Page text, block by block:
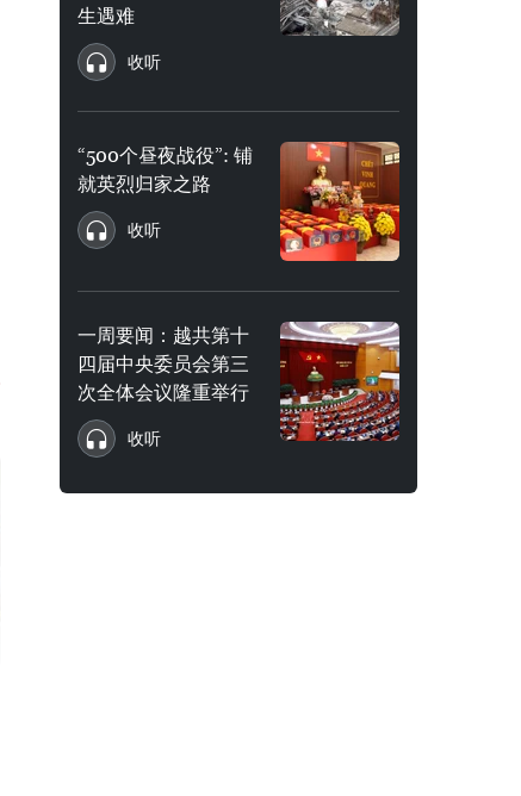
生遇难
收听
“500个昼夜战役”: 铺
就英烈归家之路
收听
一周要闻：越共第十
四届中央委员会第三
次全体会议隆重举行
收听